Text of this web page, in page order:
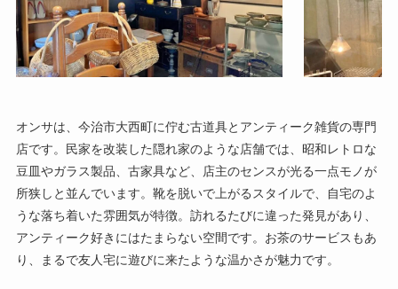
オンサは、今治市大西町に佇む古道具とアンティーク雑貨の専門
店です。民家を改装した隠れ家のような店舗では、昭和レトロな
豆皿やガラス製品、古家具など、店主のセンスが光る一点モノが
所狭しと並んでいます。靴を脱いで上がるスタイルで、自宅のよ
うな落ち着いた雰囲気が特徴。訪れるたびに違った発見があり、
アンティーク好きにはたまらない空間です。お茶のサービスもあ
り、まるで友人宅に遊びに来たような温かさが魅力です。